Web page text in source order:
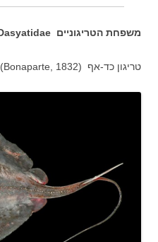
משפחת הטריגוניים Dasyatidae
טריגון כד-אף ((Bonaparte, 1832